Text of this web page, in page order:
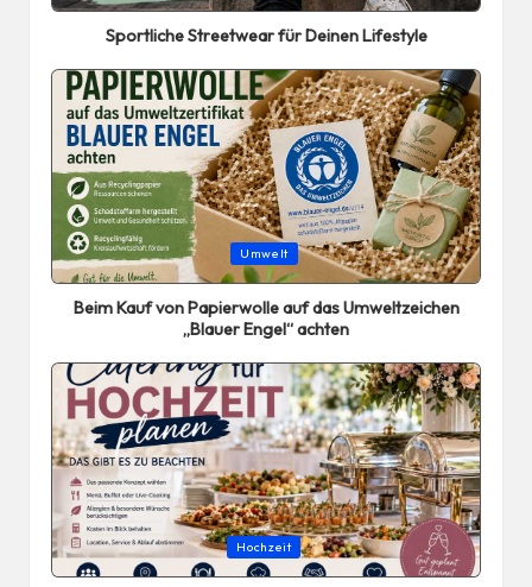
Sportliche Streetwear für Deinen Lifestyle
Posted
in
Umwelt
Beim Kauf von Papierwolle auf das Umweltzeichen
„Blauer Engel“ achten
Posted
in
Hochzeit